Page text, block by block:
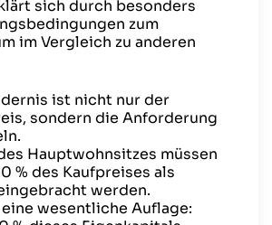
sich durch besonders
zum
im Vergleich zu anderen
ist nicht nur der
sondern die Anforderung
Hauptwohnsitzes müssen
% des Kaufpreises als
werden.
wesentliche Auflage: